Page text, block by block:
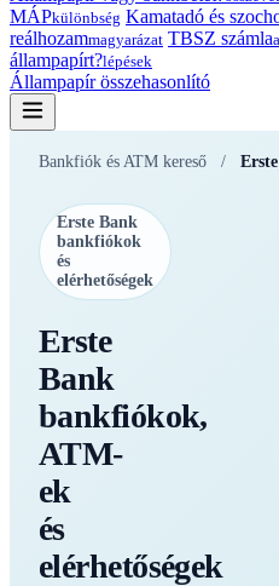
MÁPkülönbség Kamatadó és
reálhozammagyarázat TBSZ számla
állampapírt?lépések
Állampapír összehasonlító
Bankfiók és ATM kereső /
Erste Bank
bankfiókok
és
elérhetőségek
Erste
Bank
bankfiókok,
ATM-
ek
és
elérhetőségek